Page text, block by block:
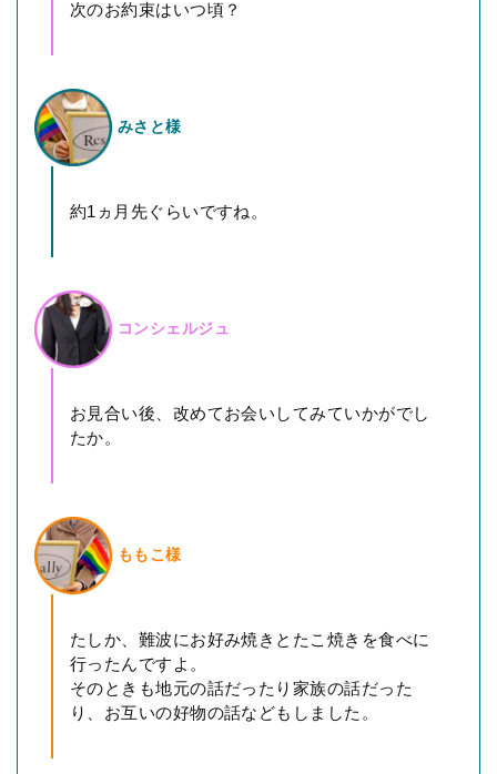
次のお約束はいつ頃？
みさと様
約1ヵ月先ぐらいですね。
コンシェルジュ
お見合い後、改めてお会いしてみていかがでし
たか。
ももこ様
たしか、難波にお好み焼きとたこ焼きを食べに
行ったんですよ。
そのときも地元の話だったり家族の話だった
り、お互いの好物の話などもしました。